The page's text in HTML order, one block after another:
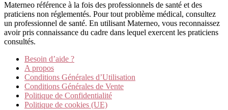
Materneo référence à la fois des professionnels de santé et des
praticiens non réglementés. Pour tout problème médical, consultez
un professionnel de santé. En utilisant Materneo, vous reconnaissez
avoir pris connaissance du cadre dans lequel exercent les praticiens
consultés.
Besoin d’aide ?
A propos
Conditions Générales d’Utilisation
Conditions Générales de Vente
Politique de Confidentialité
Politique de cookies (UE)